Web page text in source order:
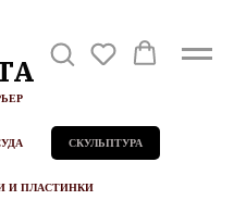
СКУЛЬПТУРА
И ПЛАСТИНКИ